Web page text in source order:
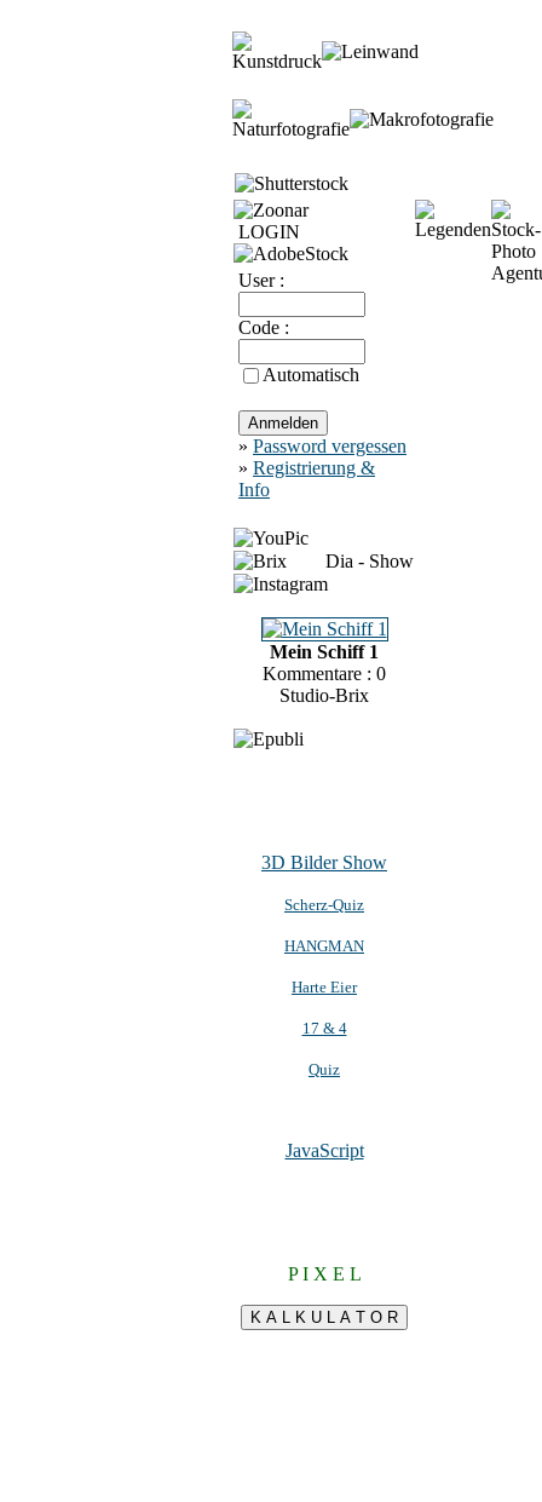
LOGIN
User :
Code :
Automatisch
» Password vergessen
» Registrierung &
Info
Dia - Show
Mein Schiff 1
Kommentare : 0
Studio-Brix
3D Bilder Show
Scherz-Quiz
HANGMAN
Harte Eier
17 & 4
Quiz
JavaScript
P I X E L